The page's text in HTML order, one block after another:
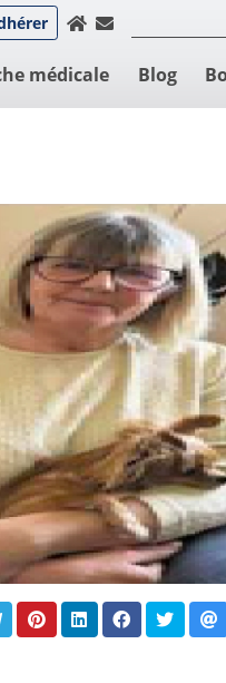
médicale Blog